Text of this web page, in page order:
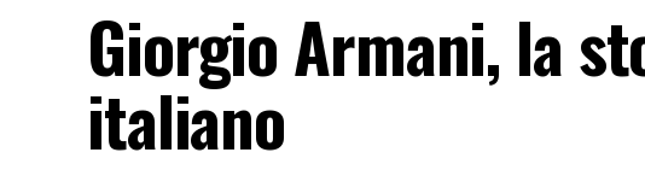
Giorgio Armani, la
italiano